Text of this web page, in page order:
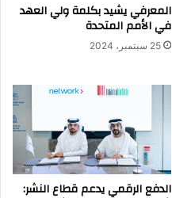
المعرفي يشيد بكلمة ولي العهد
في الأمم المتحدة
25 سبتمبر، 2024
الدفع الرقمي يدعم قطاع النشر: